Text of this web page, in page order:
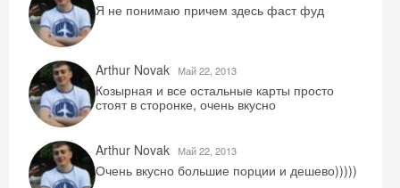
Я не понимаю причем здесь фаст фуд
Arthur Novak Май 22, 2013
Козырная и все остальные карты просто
стоят в сторонке, очень вкусно
Arthur Novak Май 22, 2013
Очень вкусно большие порции и дешево)))))